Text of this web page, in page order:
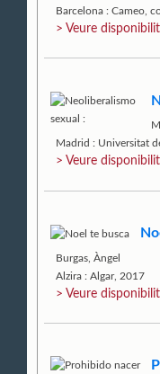
Barcelona : Cameo,
> Veure
Madrid : Universitat
> Veure
Burgas, Àngel
Alzira : Algar, 2017
> Veure